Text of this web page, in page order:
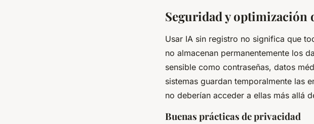
Seguridad y optimización
Usar IA sin registro no significa que
no almacenan permanentemente los
sensible como contraseñas, datos
sistemas guardan temporalmente las
no deberían acceder a ellas más allá
Buenas prácticas de privacidad